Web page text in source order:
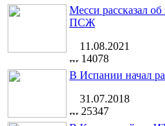
Месси рассказал
ПСЖ
11.08.2021
14078
В Испании начал
31.07.2018
25347